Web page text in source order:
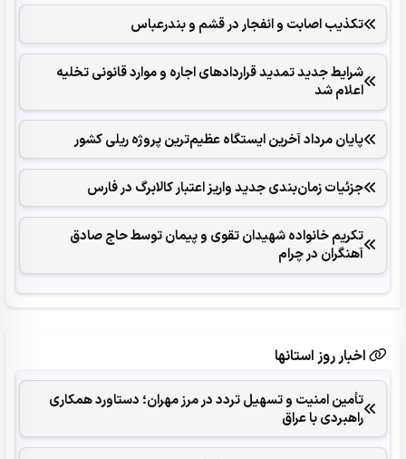
تکذیب اصابت و انفجار در قشم و بندرعباس
شرایط جدید تمدید قراردادهای اجاره و موارد قانونی تخلیه
اعلام شد
پایان مرداد آخرین ایستگاه عظیم‌ترین پروژه ریلی کشور
جزئیات زمان‌بندی جدید واریز اعتبار کالابرگ در فارس
تکریم خانواده شهیدان تقوی و پیمان توسط حاج صادق
آهنگران در چرام
اخبار روز استانها
تأمین امنیت و تسهیل تردد در مرز مهران؛ دستاورد همکاری‌
راهبردی با عراق